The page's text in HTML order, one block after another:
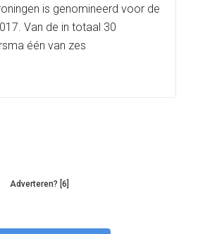
is genomineerd voor de
Van de in totaal 30
één van zes
Adverteren? [6]